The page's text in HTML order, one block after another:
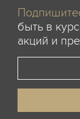
быть в
акций и